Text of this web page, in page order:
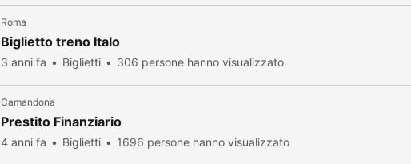
Roma
Biglietto treno Italo
3 anni fa Biglietti 306 persone hanno visualizzato
Camandona
Prestito Finanziario
4 anni fa Biglietti 1696 persone hanno visualizzato